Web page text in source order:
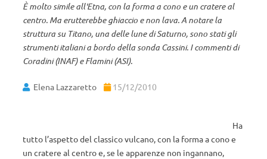
È molto simile all'Etna, con la forma a cono e un cratere al
centro. Ma erutterebbe ghiaccio e non lava. A notare la
struttura su Titano, una delle lune di Saturno, sono stati gli
strumenti italiani a bordo della sonda Cassini. I commenti di
Coradini (INAF) e Flamini (ASI).
Elena Lazzaretto 15/12/2010
Ha
tutto l’aspetto del classico vulcano, con la forma a cono e
un cratere al centro e, se le apparenze non ingannano,